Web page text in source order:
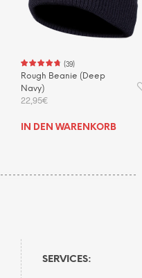
(39)
Rough Beanie (Deep
Navy)
22,95€
IN DEN WARENKORB
SERVICES: